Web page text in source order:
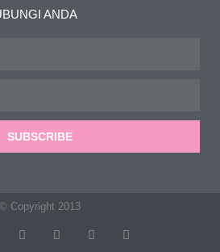
ANDA
SUBSCRIBE
© Copyright 2013
D Y P M